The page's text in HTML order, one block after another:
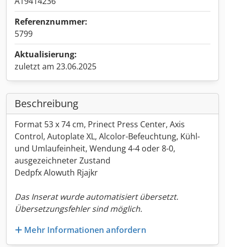
Referenznummer:
5799
Aktualisierung:
zuletzt am 23.06.2025
Beschreibung
Format 53 x 74 cm, Prinect Press Center, Axis
Control, Autoplate XL, Alcolor-Befeuchtung, Kühl-
und Umlaufeinheit, Wendung 4-4 oder 8-0,
ausgezeichneter Zustand
Dedpfx Alowuth Rjajkr
Das Inserat wurde automatisiert übersetzt.
Übersetzungsfehler sind möglich.
Mehr Informationen anfordern